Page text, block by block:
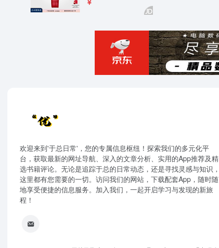
欢迎来到'于总日常'，您的专属信息枢纽！探索我们的多元化平
台，获取最新的网址导航、深入的文章分析、实用的App推荐及精
选书籍评论。无论是追踪于总的日常动态，还是寻找灵感与知识，
这里都有您需要的一切。访问我们的网站，下载配套App，随时随
地享受便捷的信息服务。加入我们，一起开启学习与发现的新旅
程！